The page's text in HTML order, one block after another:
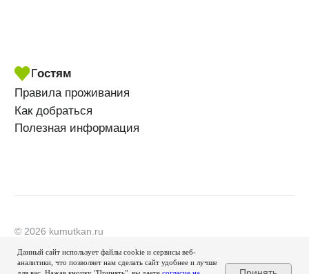
Данный сайт использует файлы cookie и сервисы веб-
аналитики, что позволяет нам сделать сайт удобнее и лучше